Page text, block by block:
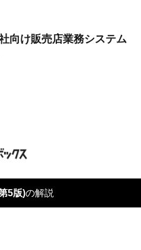
向け販売店業務システム
5版)の解説